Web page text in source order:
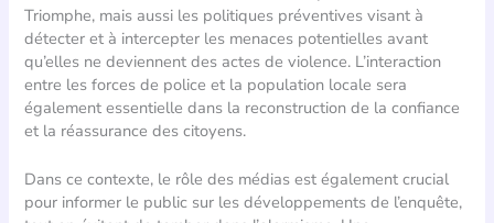
Triomphe, mais aussi les politiques préventives visant à
détecter et à intercepter les menaces potentielles avant
qu’elles ne deviennent des actes de violence. L’interaction
entre les forces de police et la population locale sera
également essentielle dans la reconstruction de la confiance
et la réassurance des citoyens.
Dans ce contexte, le rôle des médias est également crucial
pour informer le public sur les développements de l’enquête,